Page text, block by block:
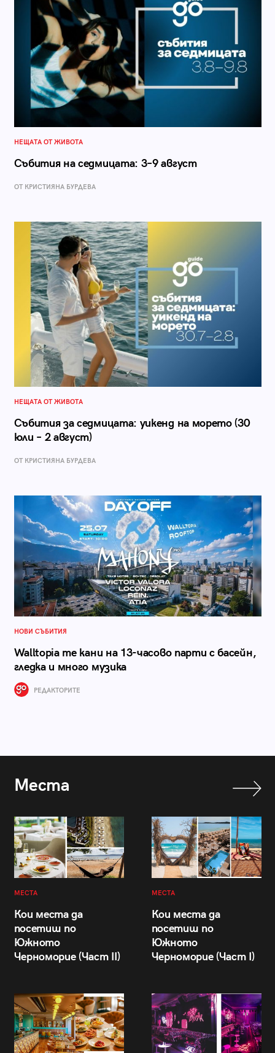
НЕЩАТА ОТ ЖИВОТА
Събития на седмицата: 3–9 август
ОТ КРИСТИЯНА БУРДЕВА
НЕЩАТА ОТ ЖИВОТА
Събития за седмицата: уикенд на морето (30
юли – 2 август)
ОТ КРИСТИЯНА БУРДЕВА
НОВИ СЪБИТИЯ
Walltopia те кани на 13-часово парти с басейн,
гледка и много музика
РЕДАКТОРИТЕ
Места
МЕСТА
Кои места да
посетиш по
Южното
Черноморие (Част II)
МЕСТА
Кои места да
посетиш по
Южното
Черноморие (Част I)